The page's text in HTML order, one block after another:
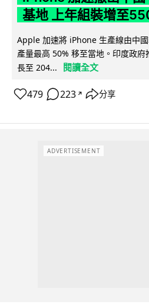
基地 上年組裝增至
Apple 加速將 iPhone 生產線由中
產量最高 50% 移至當地。印度政
長至 204...
閱讀全文
479 223 ↗ 分享
ADVERTISEMENT